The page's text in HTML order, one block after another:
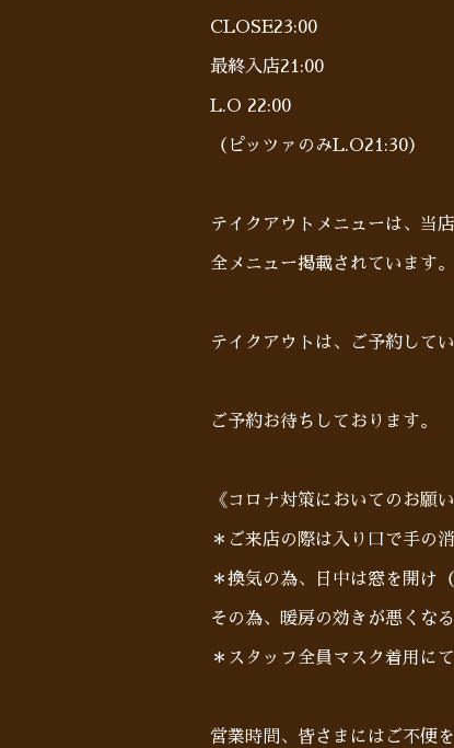
CLOSE23:00
最終入店21:00
L.O 22:00
（ピッツァのみL.O21:30）
テイクアウトメニューは、当
全メニュー掲載されています。
テイクアウトは、ご予約して
ご予約お待ちしております。
《コロナ対策においてのお願い
＊ご来店の際は入り口で手の
＊換気の為、日中は窓を開け
その為、暖房の効きが悪くな
＊スタッフ全員マスク着用に
営業時間、皆さまにはご不便